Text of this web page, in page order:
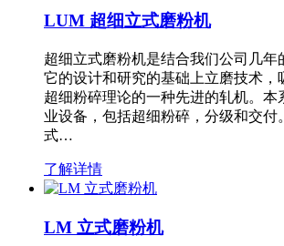
LUM 超细立式磨粉机
超细立式磨粉机是结合我们公司几年
它的设计和研究的基础上立磨技术，
超细粉碎理论的一种先进的轧机。本
业设备，包括超细粉碎，分级和交付
式…
了解详情
LM 立式磨粉机